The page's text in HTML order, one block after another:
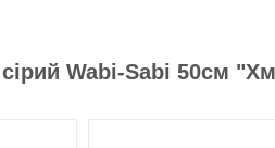
Wabi-Sabi 50см